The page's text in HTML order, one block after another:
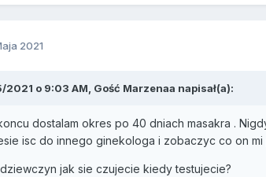
2021
o 9:03 AM, Gość Marzenaa napisał(a):
dostalam okres po 40 dniach masakra .
isc do innego ginekologa i zobaczyc co on mi
jak sie czujecie kiedy testujecie?